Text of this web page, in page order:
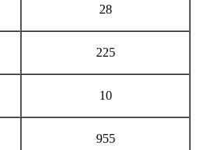
28
225
10
955